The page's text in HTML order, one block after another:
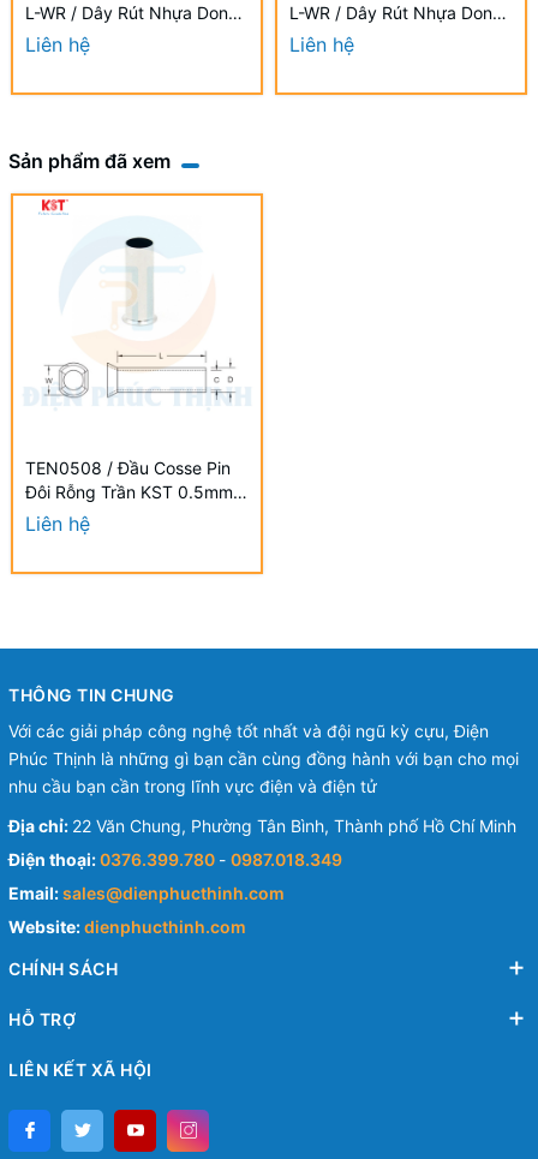
L-WR / Dây Rút Nhựa Dong-
A 9.0×1000mm Chống UV
Liên hệ
L-WR / Dây Rút Nhựa Dong-
A 9.0×880mm Chống UV
Liên hệ
Sản phẩm đã xem
TEN0508 / Đầu Cosse Pin
Đôi Rỗng Trần KST 0.5mm -
NON-INSULATED TWIN
CORD END TERMINALS
Liên hệ
THÔNG TIN CHUNG
Với các giải pháp công nghệ tốt nhất và đội ngũ kỳ cựu, Điện
Phúc Thịnh là những gì bạn cần cùng đồng hành với bạn cho mọi
nhu cầu bạn cần trong lĩnh vực điện và điện tử
Địa chỉ: 22 Văn Chung, Phường Tân Bình, Thành phố Hồ Chí Minh
Điện thoại:0376.399.780 - 0987.018.349
Email:sales@dienphucthinh.com
Website:dienphucthinh.com
CHÍNH SÁCH
HỖ TRỢ
LIÊN KẾT XÃ HỘI